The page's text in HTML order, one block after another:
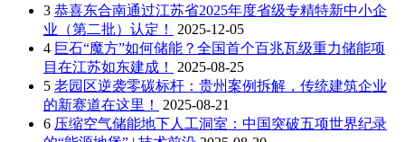
3 恭喜东合南通过江苏省2025年度省级专精特新中小企
业（第二批）认定！
2025-12-05
4 巨石“魔方”如何储能？全国首个百兆瓦级重力储能项
目在江苏如东建成！
2025-08-25
5 老园区逆袭零碳标杆：贵州案例拆解，传统建筑企业
的新赛道在这里！
2025-08-21
6 压缩空气储能地下人工洞室：中国突破五项世界纪录